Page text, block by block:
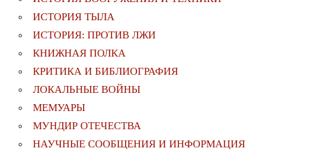
ИСТОРИЯ ТЫЛА
ИСТОРИЯ: ПРОТИВ ЛЖИ
КНИЖНАЯ ПОЛКА
КРИТИКА И БИБЛИОГРАФИЯ
ЛОКАЛЬНЫЕ ВОЙНЫ
МЕМУАРЫ
МУНДИР ОТЕЧЕСТВА
НАУЧНЫЕ СООБЩЕНИЯ И ИНФОРМАЦИЯ